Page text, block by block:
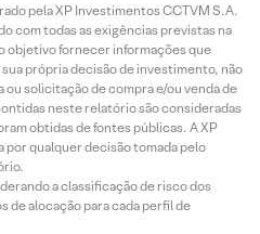
pela XP Investimentos CCTVM S.A.
com todas as exigências previstas na
objetivo fornecer informações que
própria decisão de investimento, não
solicitação de compra e/ou venda de
neste relatório são consideradas
obtidas de fontes públicas. A XP
por qualquer decisão tomada pelo
a classificação de risco dos
de alocação para cada perfil de